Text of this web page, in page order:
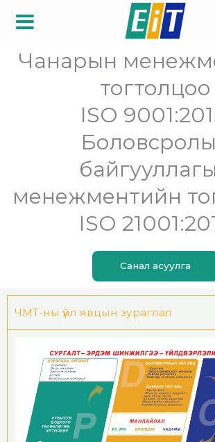
Чанарын
тогтолцоо
ISO
менежментийн
ISO
Санал асуулга
ЧМТ-ны үйл явцын зураглал